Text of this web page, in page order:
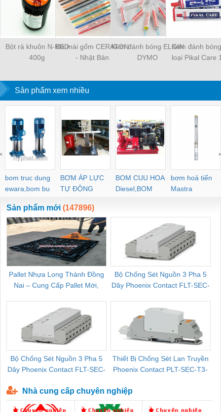
Bột rà khuôn N-RED
400g
Đá mài gốm CERATON
- Nhật Bản
Kem đánh bóng ELGIN
DYMO
Kem đánh
loại Pikal Care
Sản phẩm xem nhiều
bom truc dung
ewara,bom bu
ewara
BƠM ÁP LỰC
TỰ ĐỘNG
BOM CUU HOA
Diesel,BOM
CHUA CHAY
bơm hoả tiển
Mastra
‹ ›
Sản phẩm mới (147896)
Pallet Nhựa Long Thành Đồng
Nai – Cung Cấp Pallet Mới,
Bộ Chống Sét Nguồn 3 Pha 5
Dây Phoenix Contact FLT-SEC-
Bộ Chống Sét Nguồn 3 Pha 5
Dây Phoenix Contact FLT-SEC-
Thiết Bị Chống Sét Lan Truyền
Phoenix Contact PLT-SEC-T3-
Nhà cung cấp chuyên nghiệp